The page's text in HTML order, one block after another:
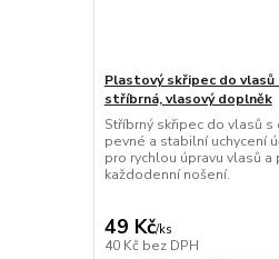
Plastový skřipec do
stříbrná, vlasový doplněk
Stříbrný skřipec do vlasů s
pevné a stabilní uchycení
pro rychlou úpravu vlasů
každodenní nošení.
49 Kč/ks
40 Kč bez DPH